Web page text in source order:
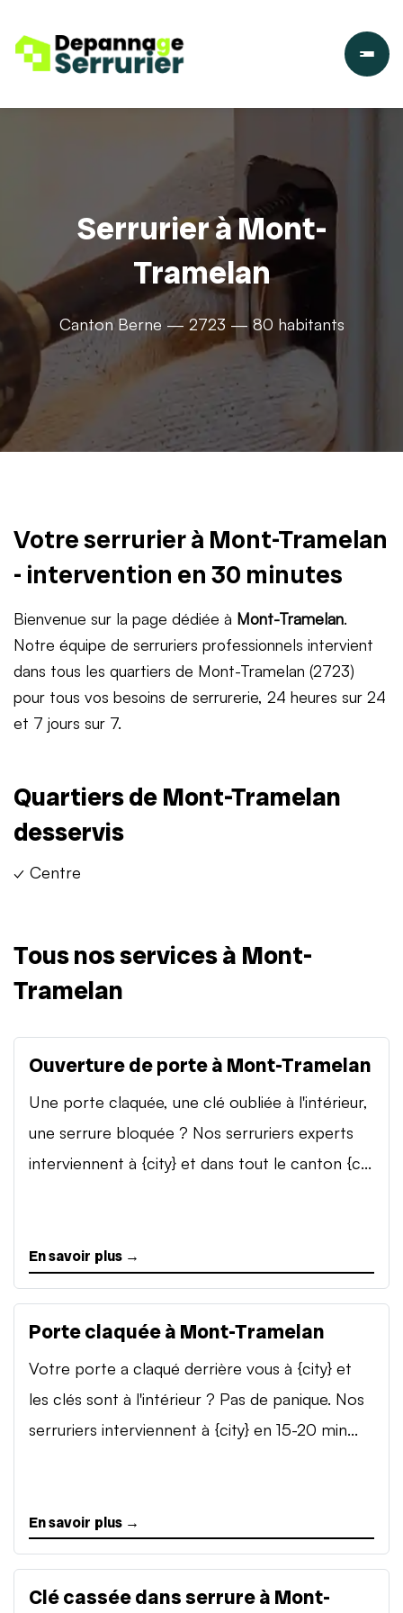
Serrurier à Mont-
Tramelan
Canton Berne — 2723 — 80 habitants
Votre serrurier à Mont-Tramelan
- intervention en 30 minutes
Bienvenue sur la page dédiée à Mont-Tramelan.
Notre équipe de serruriers professionnels intervient
dans tous les quartiers de Mont-Tramelan (2723)
pour tous vos besoins de serrurerie, 24 heures sur 24
et 7 jours sur 7.
Quartiers de Mont-Tramelan
desservis
✓ Centre
Tous nos services à Mont-
Tramelan
Ouverture de porte à Mont-Tramelan
Une porte claquée, une clé oubliée à l'intérieur,
une serrure bloquée ? Nos serruriers experts
interviennent à {city} et dans tout le canton {c...
En savoir plus →
Porte claquée à Mont-Tramelan
Votre porte a claqué derrière vous à {city} et
les clés sont à l'intérieur ? Pas de panique. Nos
serruriers interviennent à {city} en 15-20 min...
En savoir plus →
Clé cassée dans serrure à Mont-